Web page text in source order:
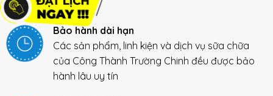
Bảo hành dài hạn
Các sản phẩm, linh kiện và dịch vụ sữa chữa
của Công Thành Trường Chinh đều được bảo
hành lâu uy tín